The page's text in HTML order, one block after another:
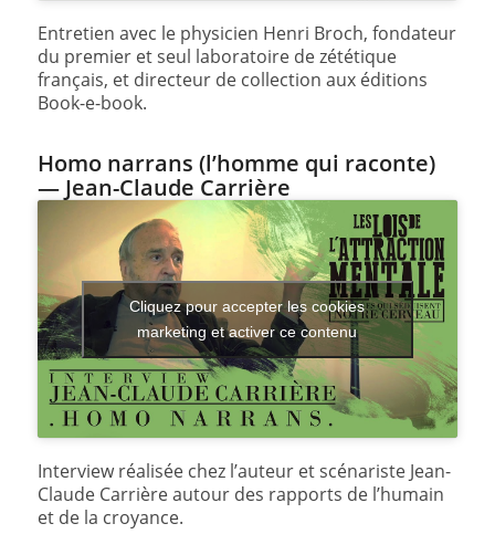
Entretien avec le physicien Henri Broch, fondateur
du premier et seul laboratoire de zététique
français, et directeur de collection aux éditions
Book-e-book.
Homo narrans (l’homme qui raconte)
— Jean-Claude Carrière
Cliquez pour accepter les cookies
marketing et activer ce contenu
Interview réalisée chez l’auteur et scénariste Jean-
Claude Carrière autour des rapports de l’humain
et de la croyance.